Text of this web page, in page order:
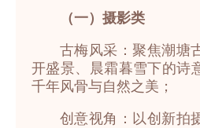
（一）摄影类
古梅风采：聚焦潮塘
开盛景、晨霜暮雪下的诗
千年风骨与自然之美；
创意视角：以创新拍